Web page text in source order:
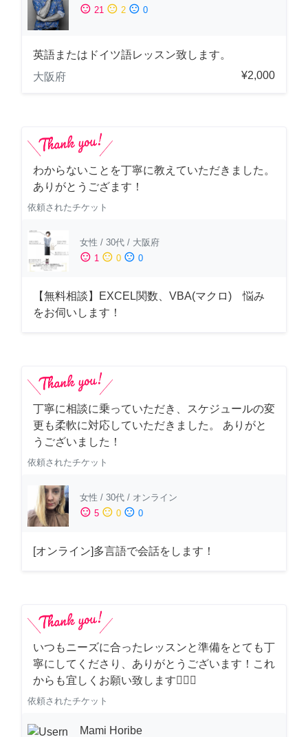
sentiment_satisfied 21 sentiment_neutral 2 sentiment_dissatisfied 0
英語またはドイツ語レッスン致します。
大阪府
¥2,000
わからないことを丁寧に教えていただきました。
ありがとうござます！
依頼されたチケット
女性 / 30代 / 大阪府
sentiment_satisfied 1 sentiment_neutral 0 sentiment_dissatisfied 0
【無料相談】EXCEL関数、VBA(マクロ) 悩み
をお伺いします！
丁寧に相談に乗っていただき、スケジュールの変
更も柔軟に対応していただきました。 ありがと
うございました！
依頼されたチケット
女性 / 30代 / オンライン
sentiment_satisfied 5 sentiment_neutral 0 sentiment_dissatisfied 0
[オンライン]多言語で会話をします！
いつもニーズに合ったレッスンと準備をとても丁
寧にしてくださり、ありがとうございます！これ
からも宜しくお願い致します🙇‍♀️✨
依頼されたチケット
Mami Horibe